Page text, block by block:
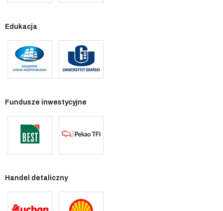
Edukacja
Fundusze inwestycyjne
Handel detaliczny